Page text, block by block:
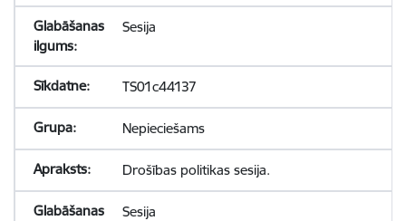
Sesija
TS01c44137
Nepieciešams
Drošības politikas sesija.
Sesija